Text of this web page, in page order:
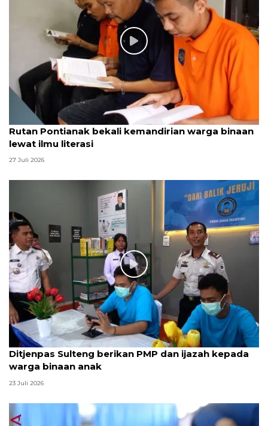
Rutan Pontianak bekali kemandirian warga binaan
lewat ilmu literasi
27 Juli 2026
Ditjenpas Sulteng berikan PMP dan ijazah kepada
warga binaan anak
23 Juli 2026